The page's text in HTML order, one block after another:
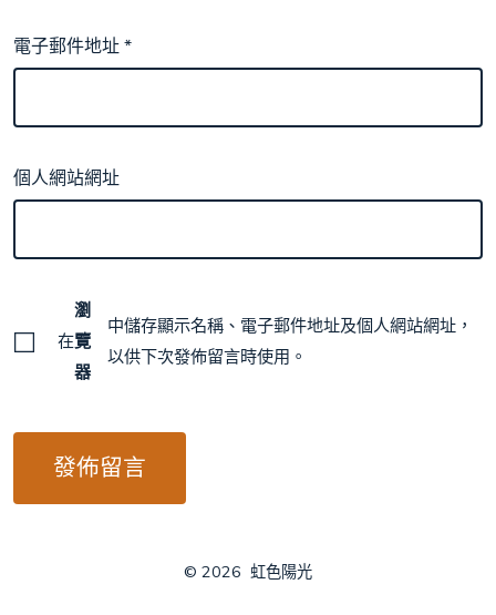
電子郵件地址*
個人網站網址
在
瀏
覽
器
中儲存顯示名稱、電子郵件地址及個人網站網址，
以供下次發佈留言時使用。
© 2026 虹色陽光